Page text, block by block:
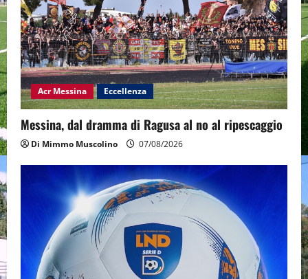
Acr Messina Eccellenza
Messina, dal dramma di Ragusa al no al ripescaggio
Di Mimmo Muscolino 07/08/2026